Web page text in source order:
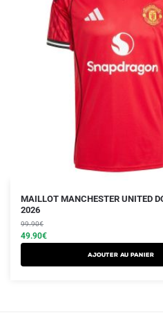
MAILLOT MANCHESTER UNITED
2026
99.90€
Le
prix
initial
était :
49.90€
Le
prix
actuel
est :
AJOUTER AU PANIER
Ce
produit
a
plusieurs
variations.